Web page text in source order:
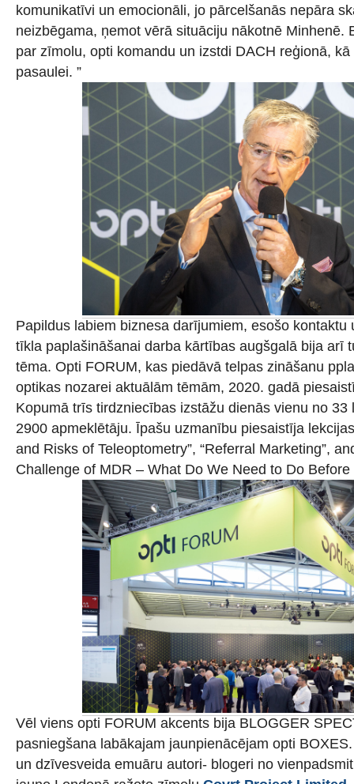
komunikatīvi un emocionāli, jo pārcelšanās nepāra
neizbēgama, ņemot vērā situāciju nākotnē Minhenē.
par zīmolu, opti komandu un izstdi DACH reģionā,
pasaulei. ”
Papildus labiem biznesa darījumiem, esošo kontaktu
tīkla paplašināšanai darba kārtības augšgalā bija arī
tēma. Opti FORUM, kas piedāvā telpas zināšanu
optikas nozarei aktuālām tēmām, 2020. gadā
Kopumā trīs tirdzniecības izstāžu dienās vienu no 33
2900 apmeklētāju. Īpašu uzmanību piesaistīja
and Risks of Teleoptometry”, “Referral Marketing”,
Challenge of MDR – What Do We Need to Do Before
Vēl viens opti FORUM akcents bija BLOGGER
pasniegšana labākajam jaunpienācējam opti
un dzīvesveida emuāru autori- blogeri no